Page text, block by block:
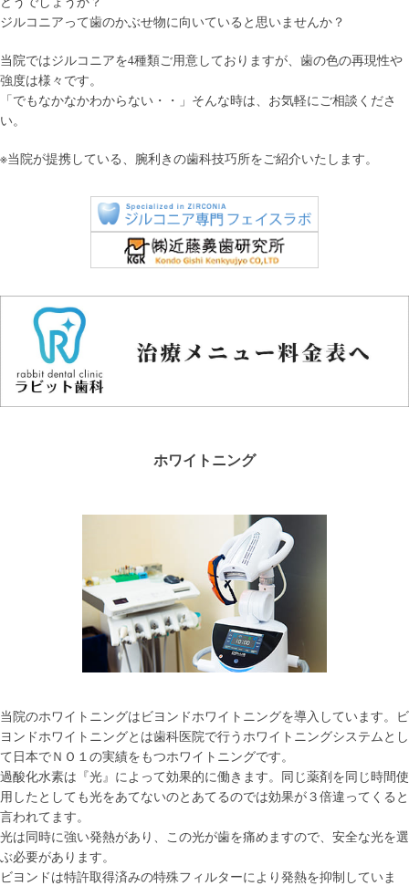
ジルコニアって歯のかぶせ物に向いていると思いませんか？
当院ではジルコニアを4種類ご用意しておりますが、歯の色の再現性や
強度は様々です。
「でもなかなかわからない・・」そんな時は、お気軽にご相談くださ
い。
※当院が提携している、腕利きの歯科技巧所をご紹介いたします。
ホワイトニング
当院のホワイトニングはビヨンドホワイトニングを導入しています。ビ
ヨンドホワイトニングとは歯科医院で行うホワイトニングシステムとし
て日本でＮＯ１の実績をもつホワイトニングです。
過酸化水素は『光』によって効果的に働きます。同じ薬剤を同じ時間使
用したとしても光をあてないのとあてるのでは効果が３倍違ってくると
言われてます。
光は同時に強い発熱があり、この光が歯を痛めますので、安全な光を選
ぶ必要があります。
ビヨンドは特許取得済みの特殊フィルターにより発熱を抑制していま